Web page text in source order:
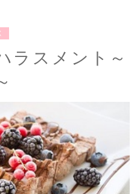
ラスメント～